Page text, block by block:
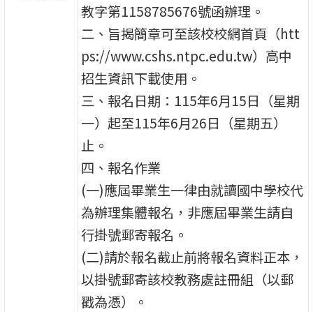
教字第1158785676號函辦理。
二、旨揭簡章可至該校校網首頁（htt
ps://www.cshs.ntpc.edu.tw）高中
招生資訊下載使用。
三、報名日期：115年6月15日（星期
一）起至115年6月26日（星期五）
止。
四、報名作業
(一)應屆畢業生一律由就讀國中學校代
為辦理集體報名，非應屆畢業生請自
行掛號郵寄報名。
(二)請於報名截止前將報名資料正本，
以掛號郵寄該校教務處註冊組（以郵
戳為憑）。